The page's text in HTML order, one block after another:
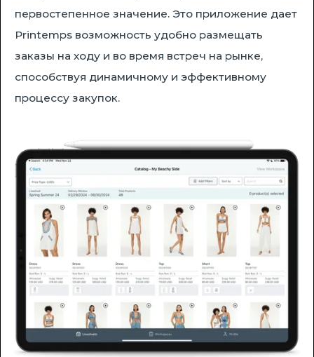
первостепенное значение. Это приложение дает
Printemps возможность удобно размещать
заказы на ходу и во время встреч на рынке,
способствуя динамичному и эффективному
процессу закупок.